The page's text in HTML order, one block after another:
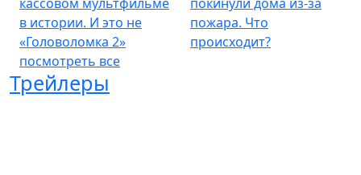
в истории. И это не
«Головоломка 2»
пожара. Что
происходит?
посмотреть все
Трейлеры